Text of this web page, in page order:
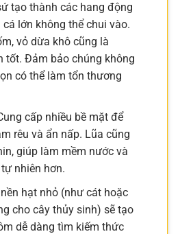
tạo thành các hang động
cá lớn không thể chui vào.
vỏ dừa khô cũng là
tốt. Đảm bảo chúng không
có thể làm tổn thương
cấp nhiều bề mặt để
rêu và ẩn nấp. Lũa cũng
giúp làm mềm nước và
nhiên hơn.
hạt nhỏ (như cát hoặc
cho cây thủy sinh) sẽ tạo
dễ dàng tìm kiếm thức